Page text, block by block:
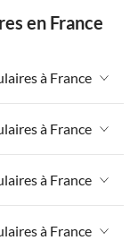
en France
à France
à France
à France
à France